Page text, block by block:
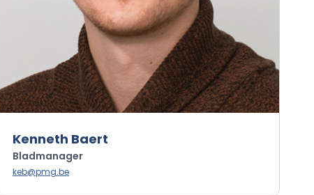
Kenneth Baert
Bladmanager
keb@pmg.be